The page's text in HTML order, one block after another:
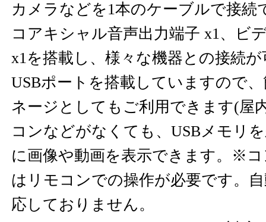
カメラなどを1本のケーブルで接続
コアキシャル音声出力端子 x1、ビ
x1を搭載し、様々な機器との接続
USBポートを搭載していますので
ネージとしてもご利用できます(屋
コンなどがなくても、USBメモリ
に画像や動画を表示できます。※
はリモコンでの操作が必要です。
応しておりません。